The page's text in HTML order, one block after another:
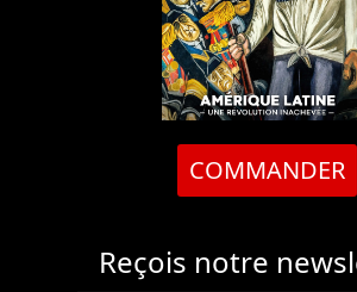
COMMANDER
Reçois notre